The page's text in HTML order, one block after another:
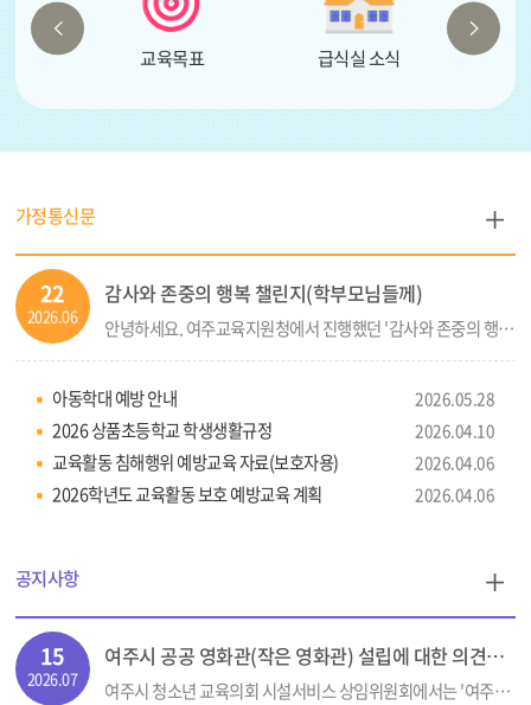
교육목표 급식실 소식
Prev Next
가정통신문
2026.06
22 감사와 존중의 행복 챌린지(학부모님들께)
안녕하세요. 여주교육지원청에서 진행했던 '감사와 존중의 행복 챌린지'에 제출했던 '학부모님들께 드리는 편지'를 첨부합니다.상품초등학교 학생 교육활동을 위해 항상
아동학대 예방 안내 2026.05.28
2026 상품초등학교 학생생활규정 2026.04.10
교육활동 침해행위 예방교육 자료(보호자용) 2026.04.06
2026학년도 교육활동 보호 예방교육 계획 2026.04.06
정
공지사항
2026.07
15 여주시 공공 영화관(작은 영화관) 설립에 대한 의견수렴 조사 참여 안내
여주시 청소년 교육의회 시설서비스 상임위원회에서는 '여주시 공공 영화관(작은 영화관) 설립'에 대한 의견수렴 조사를 아래와 같이 실시하고 있으니 많은 참여 바랍니
지